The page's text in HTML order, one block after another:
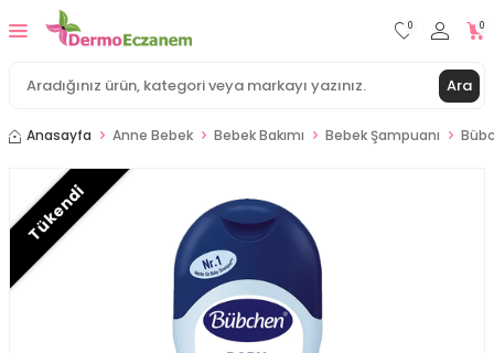
Ara
0 0
Anasayfa Anne Bebek Bebek Bakımı Bebek Şampuanı
Tükendi